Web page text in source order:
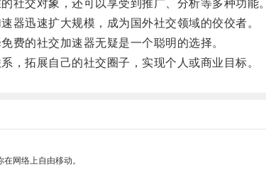
交对象，还可以享受到推广、分析等多种功能。
迅速扩大规模，成为国外社交领域的佼佼者。
的社交加速器无疑是一个聪明的选择。
拓展自己的社交圈子，实现个人或商业目标。
网络上自由移动。